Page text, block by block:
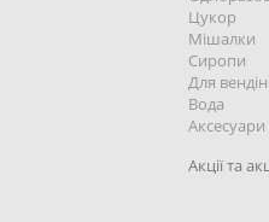
Цукор
Mішалки
Cиропи
Для
Вода
Акції та